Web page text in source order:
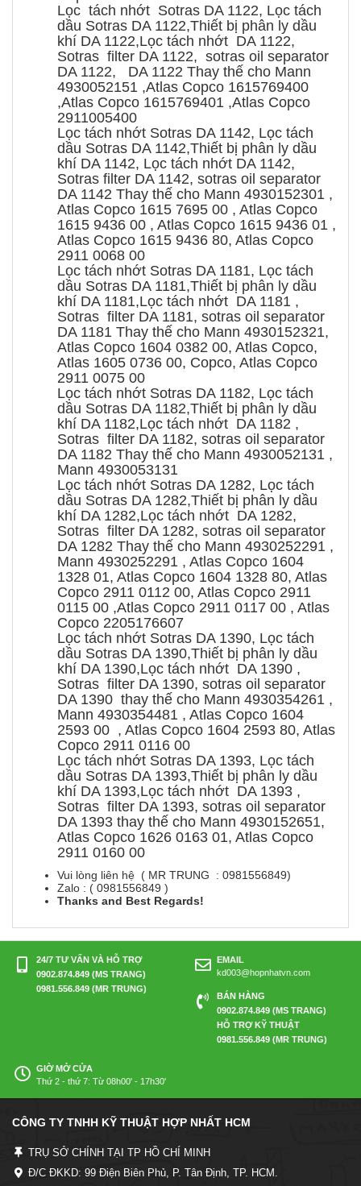
Lọc tách nhớt Sotras DA 1122, Lọc tách
dầu Sotras DA 1122,Thiết bị phân ly dầu
khí DA 1122,Lọc tách nhớt DA 1122,
Sotras filter DA 1122, sotras oil separator
DA 1122, DA 1122 Thay thế cho Mann
4930052151 ,Atlas Copco 1615769400
,Atlas Copco 1615769401 ,Atlas Copco
2911005400
Lọc tách nhớt Sotras DA 1142, Lọc tách
dầu Sotras DA 1142,Thiết bị phân ly dầu
khí DA 1142, Lọc tách nhớt DA 1142,
Sotras filter DA 1142, sotras oil separator
DA 1142 Thay thế cho Mann 4930152301 ,
Atlas Copco 1615 7695 00 , Atlas Copco
1615 9436 00 , Atlas Copco 1615 9436 01 ,
Atlas Copco 1615 9436 80, Atlas Copco
2911 0068 00
Lọc tách nhớt Sotras DA 1181, Lọc tách
dầu Sotras DA 1181,Thiết bị phân ly dầu
khí DA 1181,Lọc tách nhớt DA 1181 ,
Sotras filter DA 1181, sotras oil separator
DA 1181 Thay thế cho Mann 4930152321,
Atlas Copco 1604 0382 00, Atlas Copco,
Atlas 1605 0736 00, Copco, Atlas Copco
2911 0075 00
Lọc tách nhớt Sotras DA 1182, Lọc tách
dầu Sotras DA 1182,Thiết bị phân ly dầu
khí DA 1182,Lọc tách nhớt DA 1182 ,
Sotras filter DA 1182, sotras oil separator
DA 1182 Thay thế cho Mann 4930052131 ,
Mann 4930053131
Lọc tách nhớt Sotras DA 1282, Lọc tách
dầu Sotras DA 1282,Thiết bị phân ly dầu
khí DA 1282,Lọc tách nhớt DA 1282,
Sotras filter DA 1282, sotras oil separator
DA 1282 Thay thế cho Mann 4930252291 ,
Mann 4930252291 , Atlas Copco 1604
1328 01, Atlas Copco 1604 1328 80, Atlas
Copco 2911 0112 00, Atlas Copco 2911
0115 00 ,Atlas Copco 2911 0117 00 , Atlas
Copco 2205176607
Lọc tách nhớt Sotras DA 1390, Lọc tách
dầu Sotras DA 1390,Thiết bị phân ly dầu
khí DA 1390,Lọc tách nhớt DA 1390 ,
Sotras filter DA 1390, sotras oil separator
DA 1390 thay thế cho Mann 4930354261 ,
Mann 4930354481 , Atlas Copco 1604
2593 00 , Atlas Copco 1604 2593 80, Atlas
Copco 2911 0116 00
Lọc tách nhớt Sotras DA 1393, Lọc tách
dầu Sotras DA 1393,Thiết bị phân ly dầu
khí DA 1393,Lọc tách nhớt DA 1393 ,
Sotras filter DA 1393, sotras oil separator
DA 1393 thay thế cho Mann 4930152651,
Atlas Copco 1626 0163 01, Atlas Copco
2911 0160 00
Vui lòng liên hệ ( MR TRUNG : 0981556849)
Zalo : ( 0981556849 )
Thanks and Best Regards!
24/7 TƯ VẤN VÀ HỖ TRỢ
0902.874.849 (MS TRANG)
0981.556.849 (MR TRUNG)
EMAIL
kd003@hopnhatvn.com
BÁN HÀNG
0902.874.849 (MS TRANG)
HỖ TRỢ KỸ THUẬT
0981.556.849 (MR TRUNG)
GIỜ MỞ CỬA
Thứ 2 - thứ 7: Từ 08h00' - 17h30'
CÔNG TY TNHH KỸ THUẬT HỢP NHẤT HCM
TRỤ SỞ CHÍNH TẠI TP HỒ CHÍ MINH
Đ/C ĐKKD: 99 Điện Biên Phủ, P. Tân Định, TP. HCM.